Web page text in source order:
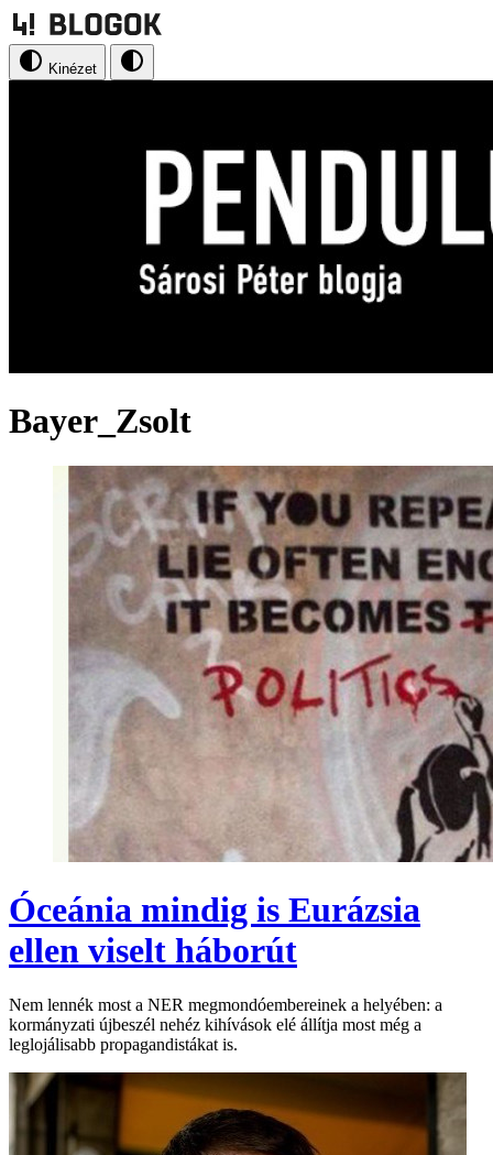
Kinézet
Bayer_Zsolt
Óceánia mindig is Eurázsia
ellen viselt háborút
Nem lennék most a NER megmondóembereinek a helyében: a
kormányzati újbeszél nehéz kihívások elé állítja most még a
leglojálisabb propagandistákat is.